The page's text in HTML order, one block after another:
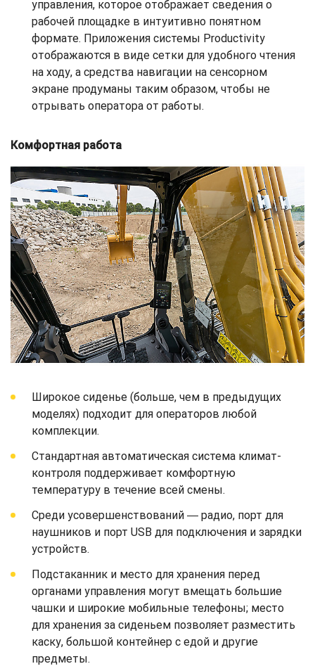
управления, которое отображает сведения о
рабочей площадке в интуитивно понятном
формате. Приложения системы Productivity
отображаются в виде сетки для удобного чтения
на ходу, а средства навигации на сенсорном
экране продуманы таким образом, чтобы не
отрывать оператора от работы.
Комфортная работа
Широкое сиденье (больше, чем в предыдущих
моделях) подходит для операторов любой
комплекции.
Стандартная автоматическая система климат-
контроля поддерживает комфортную
температуру в течение всей смены.
Среди усовершенствований ― радио, порт для
наушников и порт USB для подключения и зарядки
устройств.
Подстаканник и место для хранения перед
органами управления могут вмещать большие
чашки и широкие мобильные телефоны; место
для хранения за сиденьем позволяет разместить
каску, большой контейнер с едой и другие
предметы.